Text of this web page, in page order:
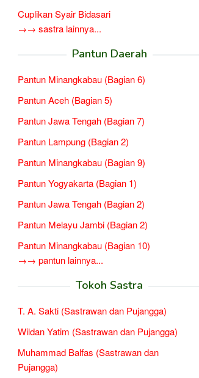
Cuplikan Syair Bidasari
→→ sastra lainnya...
Pantun Daerah
Pantun Minangkabau (Bagian 6)
Pantun Aceh (Bagian 5)
Pantun Jawa Tengah (Bagian 7)
Pantun Lampung (Bagian 2)
Pantun Minangkabau (Bagian 9)
Pantun Yogyakarta (Bagian 1)
Pantun Jawa Tengah (Bagian 2)
Pantun Melayu Jambi (Bagian 2)
Pantun Minangkabau (Bagian 10)
→→ pantun lainnya...
Tokoh Sastra
T. A. Sakti (Sastrawan dan Pujangga)
Wildan Yatim (Sastrawan dan Pujangga)
Muhammad Balfas (Sastrawan dan
Pujangga)